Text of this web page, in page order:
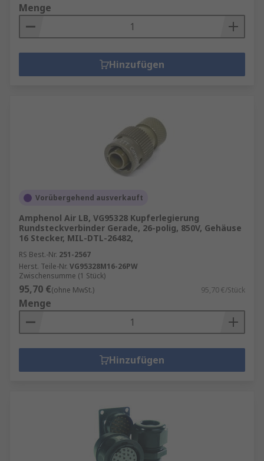
Menge
Hinzufügen
Vorübergehend ausverkauft
Amphenol Air LB, VG95328 Kupferlegierung
Rundsteckverbinder Gerade, 26-polig, 850V, Gehäuse
16 Stecker, MIL-DTL-26482,
RS Best.-Nr. 251-2567
Herst. Teile-Nr. VG95328M16-26PW
Zwischensumme (1 Stück)
95,70 €(ohne MwSt.) 95,70 €/Stück
Menge
Hinzufügen